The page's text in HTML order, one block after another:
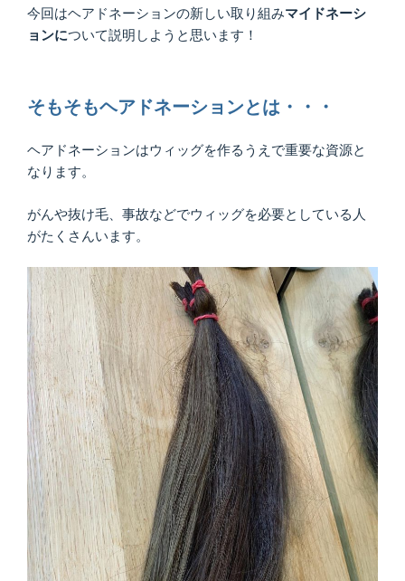
今回はヘアドネーションの新しい取り組みマイドネーシ
ョンについて説明しようと思います！
そもそもヘアドネーションとは・・・
ヘアドネーションはウィッグを作るうえで重要な資源と
なります。
がんや抜け毛、事故などでウィッグを必要としている人
がたくさんいます。